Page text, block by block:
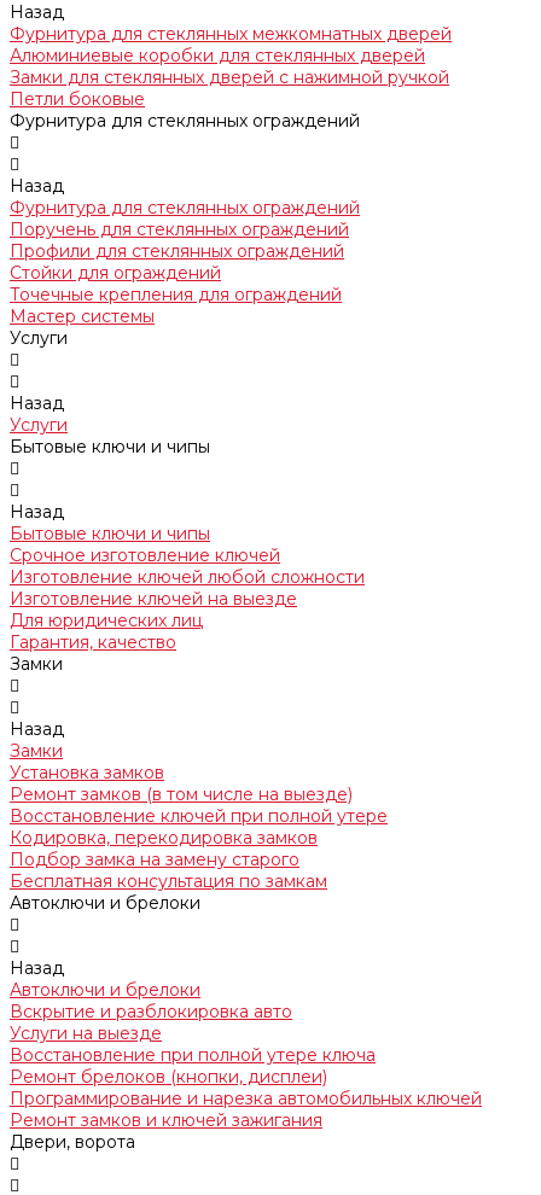
Назад
Фурнитура для стеклянных межкомнатных дверей
Алюминиевые коробки для стеклянных дверей
Замки для стеклянных дверей с нажимной ручкой
Петли боковые
Фурнитура для стеклянных ограждений
Назад
Фурнитура для стеклянных ограждений
Поручень для стеклянных ограждений
Профили для стеклянных ограждений
Стойки для ограждений
Точечные крепления для ограждений
Мастер системы
Услуги
Назад
Услуги
Бытовые ключи и чипы
Назад
Бытовые ключи и чипы
Срочное изготовление ключей
Изготовление ключей любой сложности
Изготовление ключей на выезде
Для юридических лиц
Гарантия, качество
Замки
Назад
Замки
Установка замков
Ремонт замков (в том числе на выезде)
Восстановление ключей при полной утере
Кодировка, перекодировка замков
Подбор замка на замену старого
Бесплатная консультация по замкам
Автоключи и брелоки
Назад
Автоключи и брелоки
Вскрытие и разблокировка авто
Услуги на выезде
Восстановление при полной утере ключа
Ремонт брелоков (кнопки, дисплеи)
Программирование и нарезка автомобильных ключей
Ремонт замков и ключей зажигания
Двери, ворота